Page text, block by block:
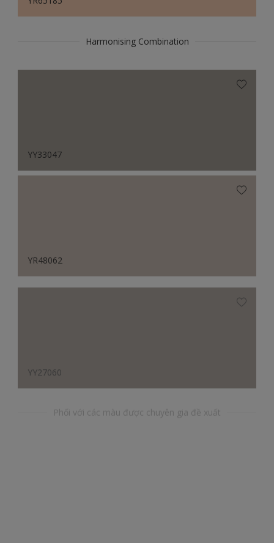
Harmonising Combination
YY33047
YR48062